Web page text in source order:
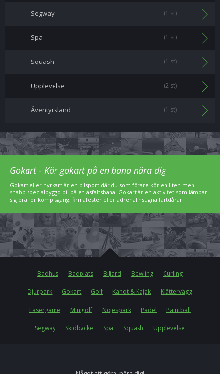
Segway (1 st)
Spa (1 st)
Squash (1 st)
Upplevelse (2 st)
Äventyrsland (1 st)
Gokart - Kör gokart på en bana nära dig
Gokart eller hyrkart är en bilsport där du som förare kör en liten men
snabb specialbyggd bil på en asfaltsbana. Gokart är en aktivitet som lämpar
sig bra för kompisgäng, firmafester eller adrenalinsugna fartdårar.
Badhus Badplats Biljard Bowling Curling
Djurpark Gokart Golf Kanot & Kajak Klättervägg
Lasergame Minigolf Nöjespark Padel Paintball
Segway Skidbacke Spa Squash Upplevelse